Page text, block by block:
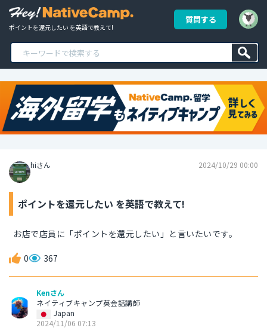
ポイントを還元したい を英語で教えて!
質問する
hiさん 2024/10/29 00:00
ポイントを還元したい を英語で教えて!
お店で店員に「ポイントを還元したい」と言いたいです。
0 367
Kenさん
ネイティブキャンプ英会話講師
Japan
2024/11/06 07:13